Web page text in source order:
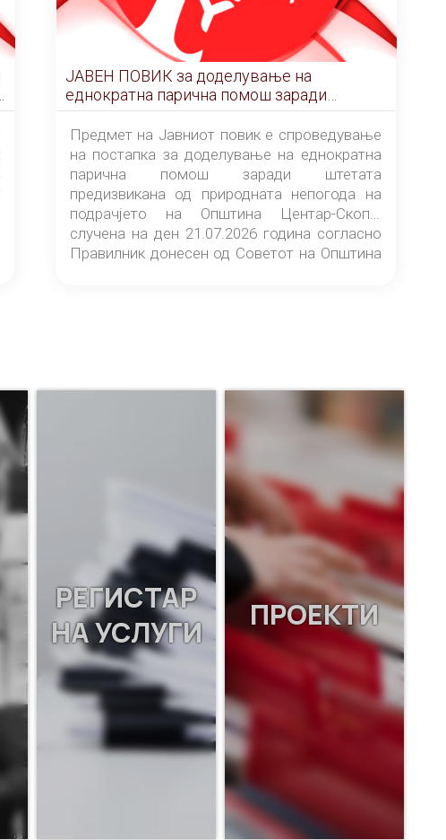
ЈАВЕН ПОВИК за доделување на
еднократна парична помош заради
штетата предизвикана од природната
непогода на подрачјето на Општина
Центар-Скопје случена на ден 21.07.2026
година
Предмет на Јавниот повик е спроведување
на постапка за доделување на еднократна
парична помош заради штетата
предизвикана од природната непогода на
подрачјето на Општина Центар-Скопје
случена на ден 21.07.2026 година согласно
Правилник донесен од Советот на Општина
РЕГИСТАР
НА УСЛУГИ
ПРОЕКТИ